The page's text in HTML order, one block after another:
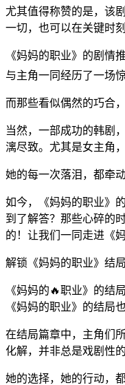
尤其值得称赞的是，该
一切，也可以在关键时
《妈妈的职业》的剧
与主角一同经历了一场
而那些看似偶然的巧合
当然，一部成功的韩剧
漓尽致。尤其是女主角
她的每一次落泪，都牵
如今，《妈妈的职业》
到了解答？那些心碎的
的！让我们一同走进《
解锁《妈妈的职业》结
《妈妈的🔥职业》的结
《妈妈的职业》的结局
在结局篇章中，主角们
化解，并非总是戏剧性
她的选择，她的行动，